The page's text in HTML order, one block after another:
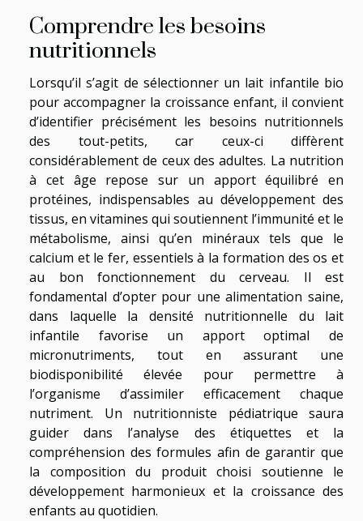
Comprendre les besoins
nutritionnels
Lorsqu’il s’agit de sélectionner un lait infantile bio
pour accompagner la croissance enfant, il convient
d’identifier précisément les besoins nutritionnels
des tout-petits, car ceux-ci diffèrent
considérablement de ceux des adultes. La nutrition
à cet âge repose sur un apport équilibré en
protéines, indispensables au développement des
tissus, en vitamines qui soutiennent l’immunité et le
métabolisme, ainsi qu’en minéraux tels que le
calcium et le fer, essentiels à la formation des os et
au bon fonctionnement du cerveau. Il est
fondamental d’opter pour une alimentation saine,
dans laquelle la densité nutritionnelle du lait
infantile favorise un apport optimal de
micronutriments, tout en assurant une
biodisponibilité élevée pour permettre à
l’organisme d’assimiler efficacement chaque
nutriment. Un nutritionniste pédiatrique saura
guider dans l’analyse des étiquettes et la
compréhension des formules afin de garantir que
la composition du produit choisi soutienne le
développement harmonieux et la croissance des
enfants au quotidien.